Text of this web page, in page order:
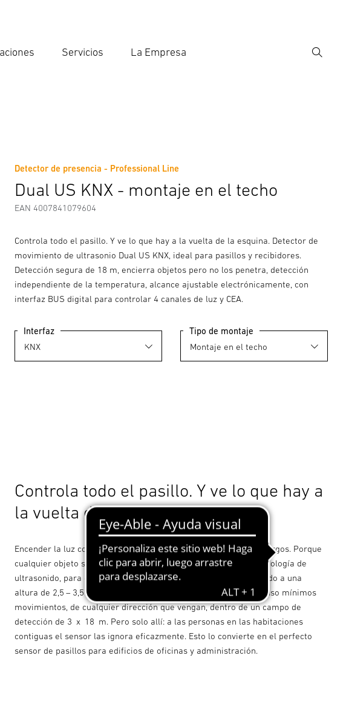
Servicios La Empresa
Detector de presencia - Professional Line
Dual US KNX - montaje en el techo
EAN 4007841079604
Controla todo el pasillo. Y ve lo que hay a la vuelta de la esquina. Detector de
movimiento de ultrasonio Dual US KNX, ideal para pasillos y recibidores.
Detección segura de 18 m, encierra objetos pero no los penetra, detección
independiente de la temperatura, alcance ajustable electrónicamente, con
interfaz BUS digital para controlar 4 canales de luz y CEA.
Interfaz Tipo de montaje
Información del fabricante
Controla todo el pasillo. Y ve lo que hay a
la vuelta de la esquina.
Encender la luz con máxima precisión en pasillos y corredores largos. Porque
cualquier objeto se puede detectar claramente. Gracias a la tecnología de
ultrasonido, para el Dual US, esto no es ningún problema. Montado a una
altura de 2,5 – 3,5 metros, el detector de presencia registra incluso mínimos
movimientos, de cualquier dirección que vengan, dentro de un campo de
detección de 3 x 18 m. Pero solo allí: a las personas en las habitaciones
contiguas el sensor las ignora eficazmente. Esto lo convierte en el perfecto
sensor de pasillos para edificios de oficinas y administración.